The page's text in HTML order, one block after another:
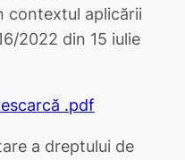
contextul aplicării
2022 din 15 iulie
.pdf
a dreptului de